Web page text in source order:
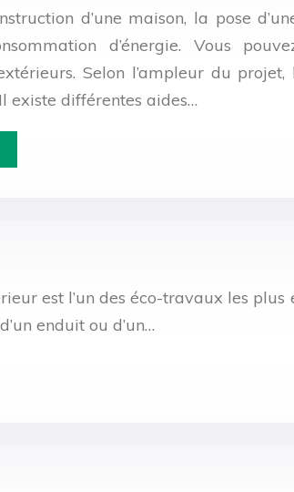
d’une maison, la pose
d’énergie. Vous
Selon l’ampleur du
existe différentes aides…
est l’un des éco-travaux les
enduit ou d’un…